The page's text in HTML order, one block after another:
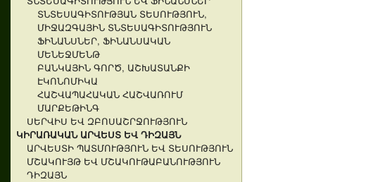
ՏՆՏԵՍԱԳԻՏՈՒԹՅԱՆ ՏԵՍՈՒԹՅՈՒՆ,
ՄԻՋԱԶԳԱՅԻՆ ՏՆՏԵՍԱԳԻՏՈՒԹՅՈՒՆ
ՖԻՆԱՆՍՆԵՐ, ՖԻՆԱՆՍԱԿԱՆ
ՄԵՆԵՋՄԵՆԹ
ԲԱՆԿԱՅԻՆ ԳՈՐԾ, ԱՇԽԱՏԱՆՔԻ
ԷԿՈՆՈՄԻԿԱ
ՀԱՇՎԱՊԱՀԱԿԱՆ ՀԱՇՎԱՌՈՒՄ
ՄԱՐՔԵԹԻՆԳ
ՍԵՐՎԻՍ ԵՎ ԶԲՈՍԱՇՐՋՈՒԹՅՈՒՆ
ԿԻՐԱՌԱԿԱՆ ԱՐՎԵՍՏ ԵՎ ԴԻԶԱՅՆ
ԱՐՎԵՍՏԻ ՊԱՏՄՈՒԹՅՈՒՆ ԵՎ ՏԵՍՈՒԹՅՈՒՆ
ՄՇԱԿՈՒՅԹ ԵՎ ՄՇԱԿՈՒԹԱԲԱՆՈՒԹՅՈՒՆ
ԴԻԶԱՅՆ